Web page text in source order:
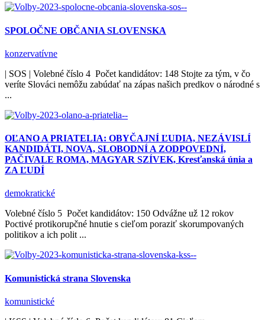
SPOLOČNE OBČANIA SLOVENSKA
konzervatívne
| SOS | Volebné číslo 4 Počet kandidátov: 148 Stojte za tým, v čo
veríte Slováci nemôžu zabúdať na zápas našich predkov o národné s
...
OĽANO A PRIATELIA: OBYČAJNÍ ĽUDIA, NEZÁVISLÍ
KANDIDÁTI, NOVA, SLOBODNÍ A ZODPOVEDNÍ,
PAČIVALE ROMA, MAGYAR SZÍVEK, Kresťanská únia a
ZA ĽUDÍ
demokratické
Volebné číslo 5 Počet kandidátov: 150 Odvážne už 12 rokov
Poctivé protikorupčné hnutie s cieľom poraziť skorumpovaných
politikov a ich polit ...
Komunistická strana Slovenska
komunistické